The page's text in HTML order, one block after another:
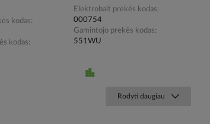
kodas
kodas
Elektrobalt prekės kodas
000754
Gamintojo prekės kodas
551WU
Rodyti daugiau